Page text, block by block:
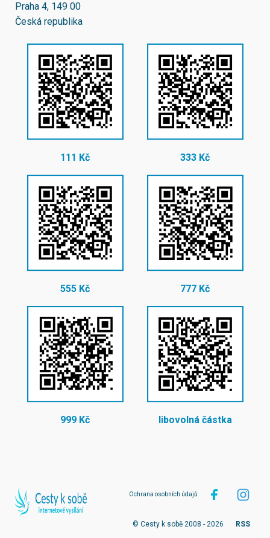
Praha 4, 149 00
Česká republika
111 Kč 333 Kč
555 Kč 777 Kč
999 Kč libovolná částka
Ochrana osobních údajů
© Cesty k sobě 2008 - 2026 RSS